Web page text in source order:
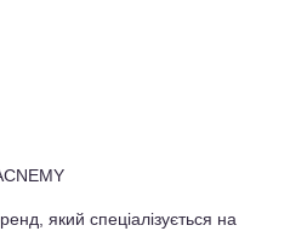
який спеціалізується на